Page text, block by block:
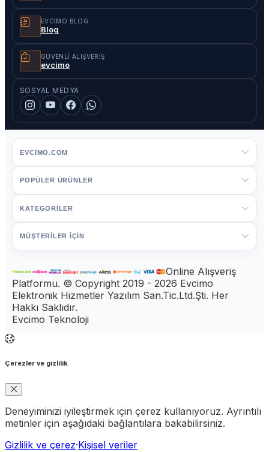
EVCIMO BLOG
Blog
GÜVENLI ALIŞVERIŞ
evcimo
SOSYAL MEDYA
EVCIMO.COM
POPÜLER ÜRÜNLER
KATEGORİLER
MÜŞTERİLER İÇİN
Online Alışveriş
Platformu. © Copyright 2019 - 2026 Evcimo
Elektronik Hizmetler Yazılım San.Tic.Ltd.Şti. Her
Hakkı Saklıdır.
Evcimo Teknoloji
Çerezler ve gizlilik
Deneyiminizi iyileştirmek için çerez kullanıyoruz. Ayrıntılı
metinler için aşağıdaki bağlantılara bakabilirsiniz.
Gizlilik ve çerez·Kişisel veriler